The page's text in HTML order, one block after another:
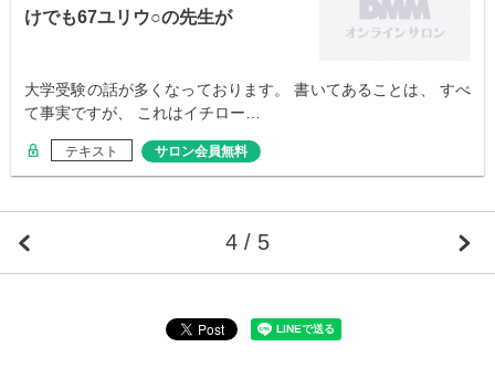
けでも67ユリウ○の先生が
大学受験の話が多くなっております。 書いてあることは、 すべ
て事実ですが、 これはイチロー…
テキスト サロン会員無料
4 / 5